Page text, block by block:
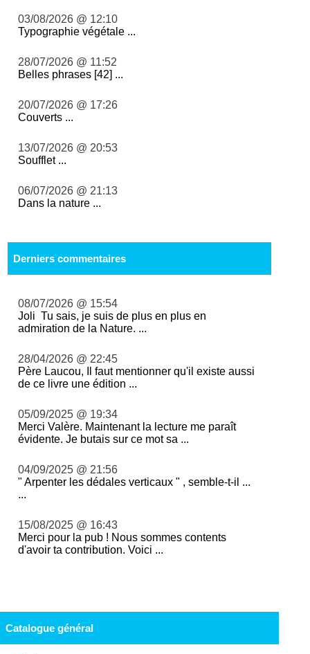
03/08/2026 @ 12:10
Typographie végétale ...
28/07/2026 @ 11:52
Belles phrases [42] ...
20/07/2026 @ 17:26
Couverts ...
13/07/2026 @ 20:53
Soufflet ...
06/07/2026 @ 21:13
Dans la nature ...
Derniers commentaires
08/07/2026 @ 15:54
Joli Tu sais, je suis de plus en plus en
admiration de la Nature. ...
28/04/2026 @ 22:45
Père Laucou, Il faut mentionner qu'il existe aussi
de ce livre une édition ...
05/09/2025 @ 19:34
Merci Valère. Maintenant la lecture me paraît
évidente. Je butais sur ce mot sa ...
04/09/2025 @ 21:56
" Arpenter les dédales verticaux " , semble-t-il ...
...
15/08/2025 @ 16:43
Merci pour la pub ! Nous sommes contents
d'avoir ta contribution. Voici ...
Catalogue général